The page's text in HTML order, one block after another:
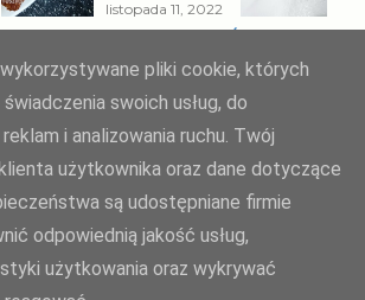
Z
listopada 11, 2022
CIASTO " UŚMIECH
TEŚCIOWEJ "
Udostępnij 4 komentarze
- Swojskie jedzonko, domowa kuchnia Agi
pliki cookie, których
swoich usług, do
i analizowania ruchu. Twój
użytkownika oraz dane dotyczące
są udostępniane firmie
odpowiednią jakość usług,
użytkowania oraz wykrywać